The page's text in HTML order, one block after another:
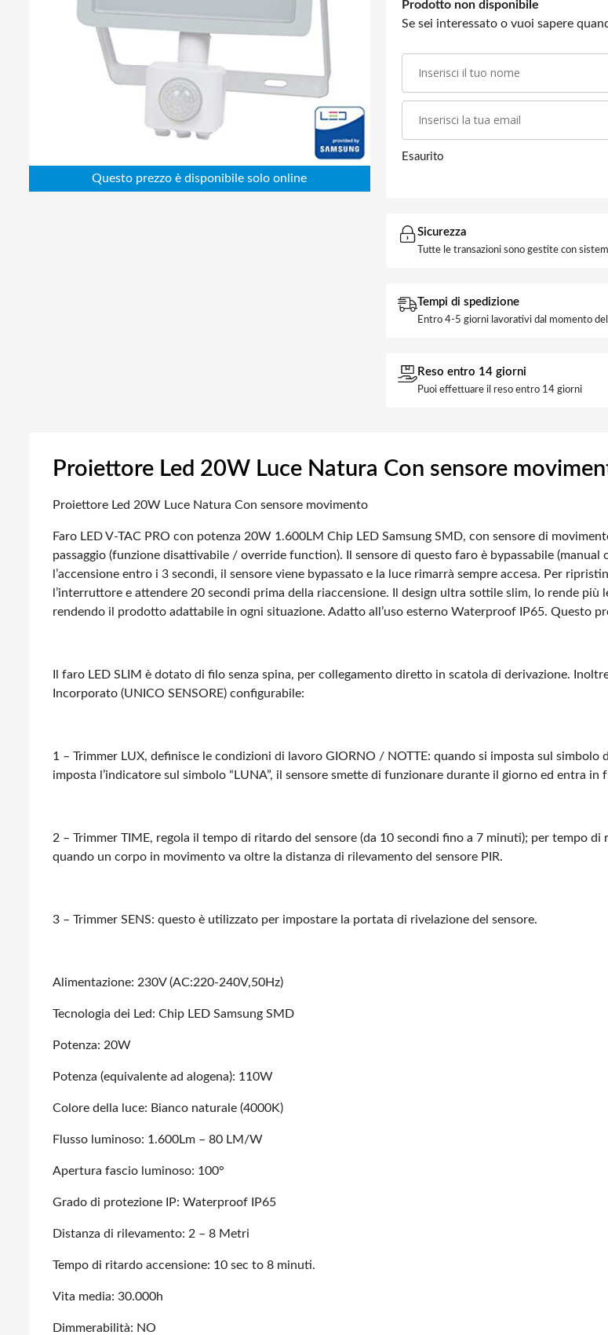
Abbigliamento da lavoro
Alimentatori
Elettronica
Edilizia
Prodotto non disponibile
Se sei interessato o vuoi sapere
Esaurito
Sicurezza
Tutte le transazioni sono gestite con
Tempi di spedizione
Entro 4-5 giorni lavorativi dal momento
Reso entro 14 giorni
Puoi effettuare il reso entro 14 giorni
Proiettore Led 20W Luce Natura Con sensore
Proiettore Led 20W Luce Natura Con sensore movimento
Faro LED V-TAC PRO con potenza 20W 1.600LM Chip LED Samsung SMD, con sensore di
passaggio (funzione disattivabile / override function). Il sensore di questo faro è bypassabile
l’accensione entro i 3 secondi, il sensore viene bypassato e la luce rimarrà sempre accesa. Per
l’interruttore e attendere 20 secondi prima della riaccensione. Il design ultra sottile slim, lo rende
rendendo il prodotto adattabile in ogni situazione. Adatto all’uso esterno Waterproof IP65. Questo
Il faro LED SLIM è dotato di filo senza spina, per collegamento diretto in scatola di derivazione.
Incorporato (UNICO SENSORE) configurabile:
1 – Trimmer LUX, definisce le condizioni di lavoro GIORNO / NOTTE: quando si imposta sul simbolo
imposta l’indicatore sul simbolo “LUNA”, il sensore smette di funzionare durante il giorno ed entra
2 – Trimmer TIME, regola il tempo di ritardo del sensore (da 10 secondi fino a 7 minuti); per tempo
quando un corpo in movimento va oltre la distanza di rilevamento del sensore PIR.
3 – Trimmer SENS: questo è utilizzato per impostare la portata di rivelazione del sensore.
Alimentazione: 230V (AC:220-240V,50Hz)
Tecnologia dei Led: Chip LED Samsung SMD
Potenza: 20W
Potenza (equivalente ad alogena): 110W
Colore della luce: Bianco naturale (4000K)
Flusso luminoso: 1.600Lm – 80 LM/W
Apertura fascio luminoso: 100°
Grado di protezione IP: Waterproof IP65
Distanza di rilevamento: 2 – 8 Metri
Tempo di ritardo accensione: 10 sec to 8 minuti.
Vita media: 30.000h
Dimmerabilità: NO